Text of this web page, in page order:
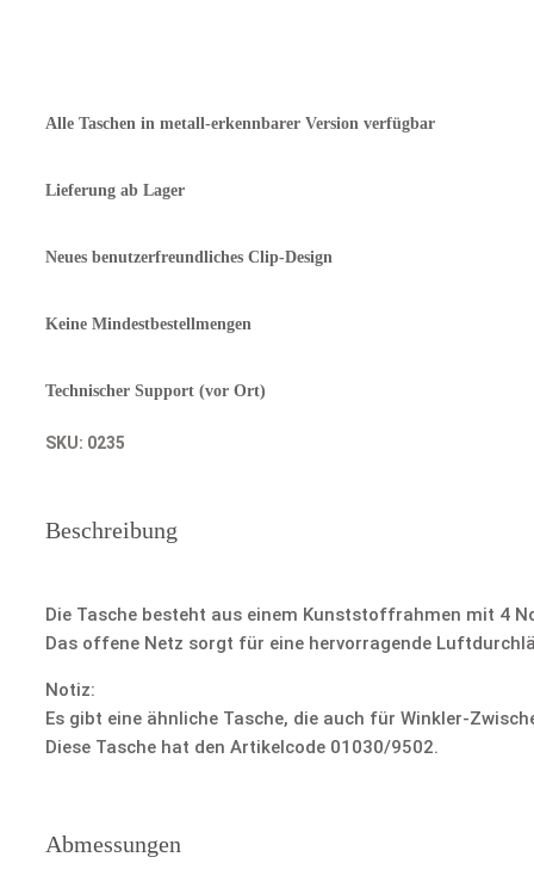
210
Menge
Alle Taschen in metall-erkennbarer Version verfügbar
Lieferung ab Lager
Neues benutzerfreundliches Clip-Design
Keine Mindestbestellmengen
Technischer Support (vor Ort)
SKU: 0235
Beschreibung
Die Tasche besteht aus einem Kunststoffrahmen mit 4
Das offene Netz sorgt für eine hervorragende
Notiz:
Es gibt eine ähnliche Tasche, die auch für Winkler-
Diese Tasche hat den Artikelcode 01030/9502.
Abmessungen